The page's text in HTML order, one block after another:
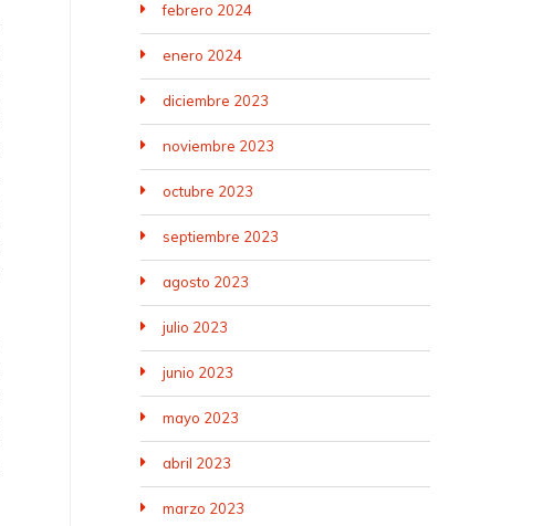
febrero 2024
enero 2024
diciembre 2023
noviembre 2023
octubre 2023
septiembre 2023
agosto 2023
julio 2023
junio 2023
mayo 2023
abril 2023
marzo 2023